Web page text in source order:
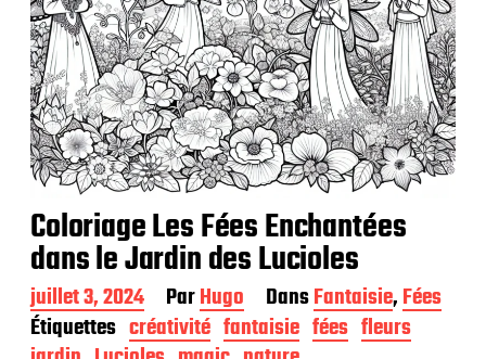
Coloriage Les Fées Enchantées
dans le Jardin des Lucioles
D
a
t
juillet 3, 2024 ParHugo DansFantaisie,Fées
Étiquettes créativité fantaisie fées fleurs